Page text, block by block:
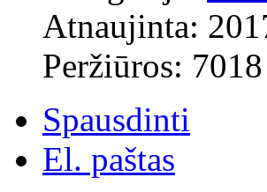
Atnaujinta:
Peržiūros: 7018
Spausdinti
El. paštas